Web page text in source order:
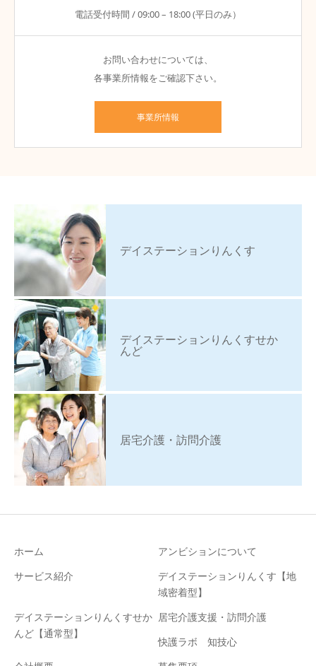
電話受付時間 / 09:00 – 18:00 (平日のみ）
お問い合わせについては、
各事業所情報をご確認下さい。
事業所情報
デイステーションりんくす
デイステーションりんくすせか
んど
居宅介護・訪問介護
ホーム
アンビションについて
サービス紹介
デイステーションりんくす【地
域密着型】
デイステーションりんくすせか
んど【通常型】
居宅介護支援・訪問介護
快護ラボ 知技心